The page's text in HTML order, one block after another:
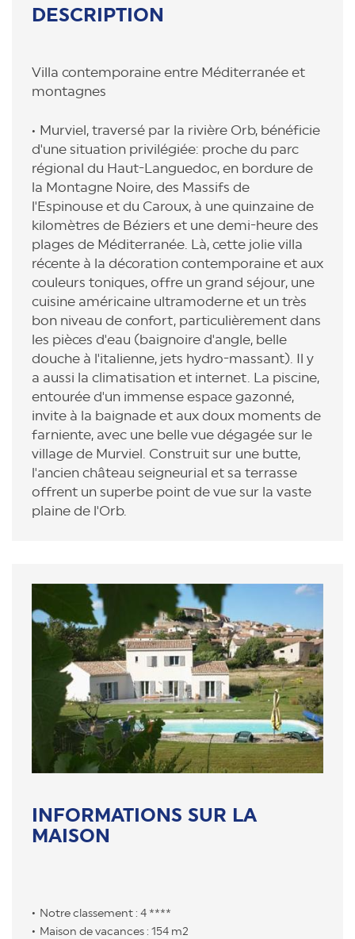
DESCRIPTION
Villa contemporaine entre Méditerranée et
montagnes
Murviel, traversé par la rivière Orb, bénéficie
d'une situation privilégiée: proche du parc
régional du Haut-Languedoc, en bordure de
la Montagne Noire, des Massifs de
l'Espinouse et du Caroux, à une quinzaine de
kilomètres de Béziers et une demi-heure des
plages de Méditerranée. Là, cette jolie villa
récente à la décoration contemporaine et aux
couleurs toniques, offre un grand séjour, une
cuisine américaine ultramoderne et un très
bon niveau de confort, particulièrement dans
les pièces d'eau (baignoire d'angle, belle
douche à l'italienne, jets hydro-massant). Il y
a aussi la climatisation et internet. La piscine,
entourée d'un immense espace gazonné,
invite à la baignade et aux doux moments de
farniente, avec une belle vue dégagée sur le
village de Murviel. Construit sur une butte,
l'ancien château seigneurial et sa terrasse
offrent un superbe point de vue sur la vaste
plaine de l'Orb.
INFORMATIONS SUR LA
MAISON
Notre classement : 4 ****
Maison de vacances : 154 m2